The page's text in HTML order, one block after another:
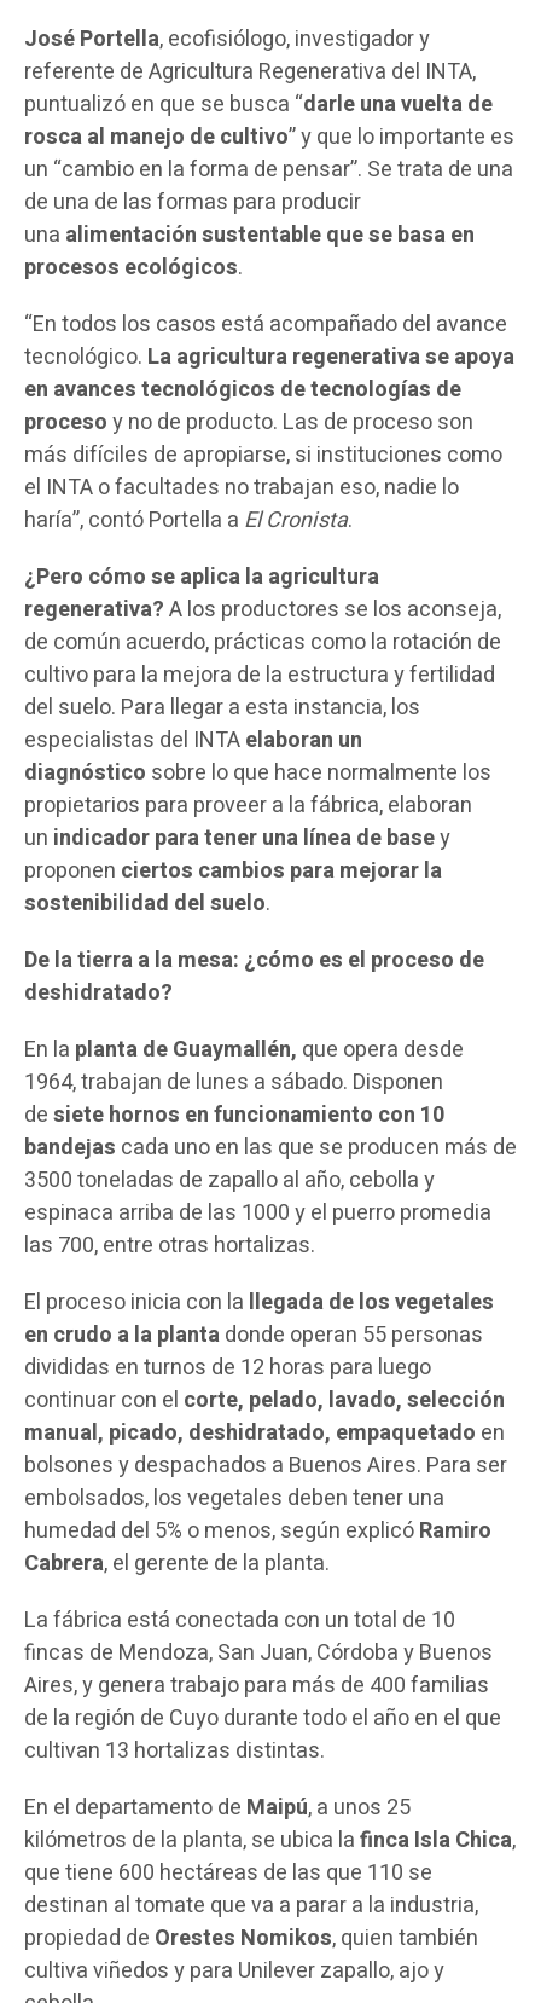
José Portella, ecofisiólogo, investigador y
referente de Agricultura Regenerativa del INTA,
puntualizó en que se busca “darle una vuelta de
rosca al manejo de cultivo” y que lo importante es
un “cambio en la forma de pensar”. Se trata de una
de una de las formas para producir
una alimentación sustentable que se basa en
procesos ecológicos.
“En todos los casos está acompañado del avance
tecnológico. La agricultura regenerativa se apoya
en avances tecnológicos de tecnologías de
procesoy no de producto. Las de proceso son
más difíciles de apropiarse, si instituciones como
el INTA o facultades no trabajan eso, nadie lo
haría”, contó Portella a El Cronista.
¿Pero cómo se aplica la agricultura
regenerativa?A los productores se los aconseja,
de común acuerdo, prácticas como la rotación de
cultivo para la mejora de la estructura y fertilidad
del suelo. Para llegar a esta instancia, los
especialistas del INTAelaboran un
diagnóstico sobre lo que hace normalmente los
propietarios para proveer a la fábrica, elaboran
un indicador para tener una línea de basey
proponen ciertos cambios para mejorar la
sostenibilidad del suelo.
De la tierra a la mesa: ¿cómo es el proceso de
deshidratado?
En la planta de Guaymallén, que opera desde
1964, trabajan de lunes a sábado. Disponen
desiete hornos en funcionamiento con 10
bandejas cada uno en las que se producen más de
3500 toneladas de zapallo al año, cebolla y
espinaca arriba de las 1000 y el puerro promedia
las 700, entre otras hortalizas.
El proceso inicia con la llegada de los vegetales
en crudo a la plantadonde operan 55 personas
divididas en turnos de 12 horas para luego
continuar con el corte, pelado, lavado, selección
manual, picado, deshidratado, empaquetado en
bolsones y despachados a Buenos Aires. Para ser
embolsados, los vegetales deben tener una
humedad del 5% o menos, según explicóRamiro
Cabrera, el gerente de la planta.
La fábrica está conectada con un total de 10
fincas de Mendoza, San Juan, Córdoba y Buenos
Aires, y genera trabajo para más de 400 familias
de la región de Cuyo durante todo el año en el que
cultivan 13 hortalizas distintas.
En el departamento de Maipú, a unos 25
kilómetros de la planta, se ubica lafinca Isla Chica,
que tiene 600 hectáreas de las que 110 se
destinan al tomate que va a parar a la industria,
propiedad de Orestes Nomikos, quien también
cultiva viñedos y para Unilever zapallo, ajo y